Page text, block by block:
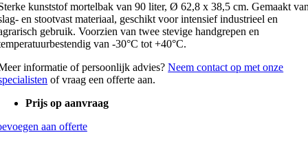
kunststof mortelbak van 90 liter, Ø 62,8 x 38,5 cm. Gemaakt
en stootvast materiaal, geschikt voor intensief industrieel en
gebruik. Voorzien van twee stevige handgrepen en
van -30°C tot +40°C.
informatie of persoonlijk advies?Neem contact op met onze
of vraag een offerte aan.
Prijs op aanvraag
aan offerte